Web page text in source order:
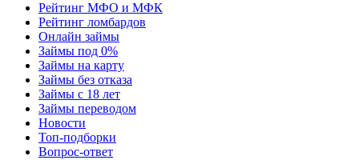
Рейтинг МФО и МФК
Рейтинг ломбардов
Онлайн займы
Займы под 0%
Займы на карту
Займы без отказа
Займы с 18 лет
Займы переводом
Новости
Топ-подборки
Вопрос-ответ